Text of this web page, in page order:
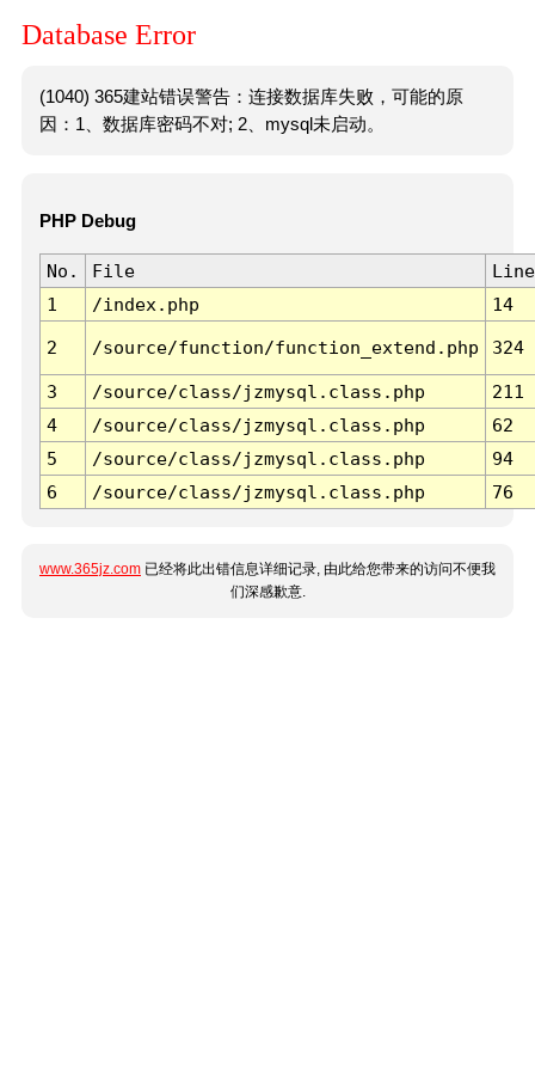
Database Error
(1040) 365建站错误警告：连接数据库失败，可能的原
因：1、数据库密码不对; 2、mysql未启动。
PHP Debug
No. File
Line
1
/index.php 14
2 /source/function/function_extend.php 324
3 /source/class/jzmysql.class.php
211
4
/source/class/jzmysql.class.php
62
5
/source/class/jzmysql.class.php
94
6
/source/class/jzmysql.class.php 76
www.365jz.com 已经将此出错信息详细记录, 由此给您带来的访问不便我
们深感歉意.